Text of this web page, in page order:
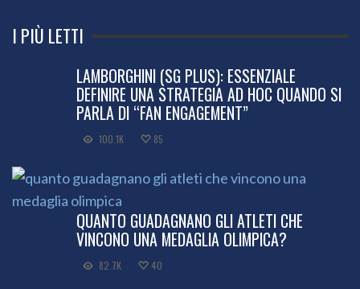
I PIÙ LETTI
LAMBORGHINI (SG PLUS): ESSENZIALE
DEFINIRE UNA STRATEGIA AD HOC QUANDO SI
PARLA DI “FAN ENGAGEMENT”
100.1K 85
QUANTO GUADAGNANO GLI ATLETI CHE
VINCONO UNA MEDAGLIA OLIMPICA?
82.7K 40